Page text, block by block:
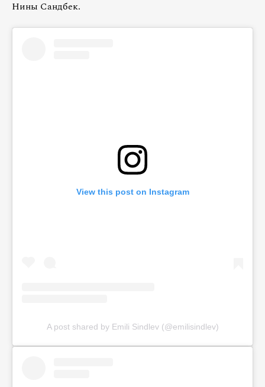
Нины Сандбек.
View this post on Instagram
A post shared by Emili Sindlev (@emilisindlev)